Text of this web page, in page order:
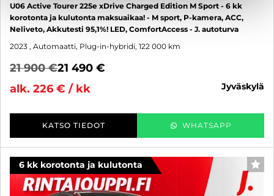
U06 Active Tourer 225e xDrive Charged Edition M Sport - 6 kk
korotonta ja kulutonta maksuaikaa! - M sport, P-kamera, ACC,
Neliveto, Akkutesti 95,1%! LED, ComfortAccess - J. autoturva
2023 , Automaatti, Plug-in-hybridi, 122 000 km
21 900 €21 490 €
alk. 226 € / kk
jyväskylä
KATSO TIEDOT WHATSAPP
6 kk korotonta ja kulutonta